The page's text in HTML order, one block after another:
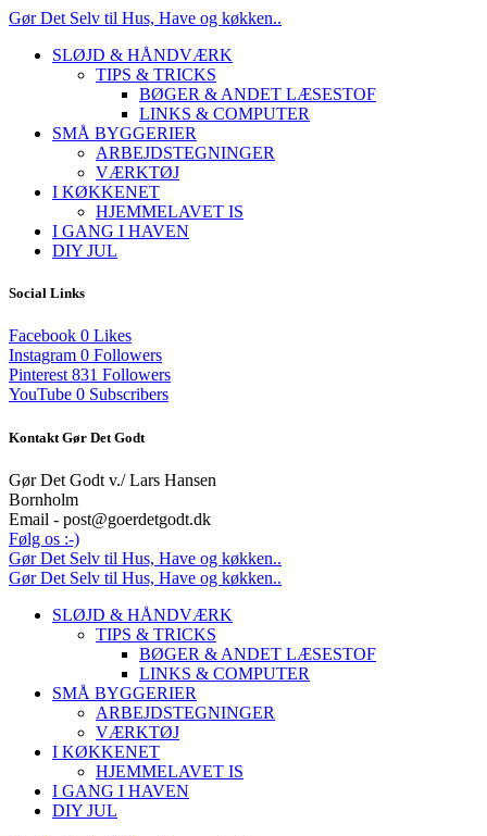
Gør Det Selv til Hus, Have og køkken..
SLØJD & HÅNDVÆRK
TIPS & TRICKS
BØGER & ANDET LÆSESTOF
LINKS & COMPUTER
SMÅ BYGGERIER
ARBEJDSTEGNINGER
VÆRKTØJ
I KØKKENET
HJEMMELAVET IS
I GANG I HAVEN
DIY JUL
Social Links
Facebook 0 Likes
Instagram 0 Followers
Pinterest 831 Followers
YouTube 0 Subscribers
Kontakt Gør Det Godt
Gør Det Godt v./ Lars Hansen
Bornholm
Email - post@goerdetgodt.dk
Følg os :-)
Gør Det Selv til Hus, Have og køkken..
Gør Det Selv til Hus, Have og køkken..
SLØJD & HÅNDVÆRK
TIPS & TRICKS
BØGER & ANDET LÆSESTOF
LINKS & COMPUTER
SMÅ BYGGERIER
ARBEJDSTEGNINGER
VÆRKTØJ
I KØKKENET
HJEMMELAVET IS
I GANG I HAVEN
DIY JUL